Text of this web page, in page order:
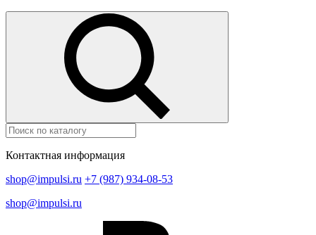
Контактная информация
shop@impulsi.ru +7 (987) 934-08-53
shop@impulsi.ru